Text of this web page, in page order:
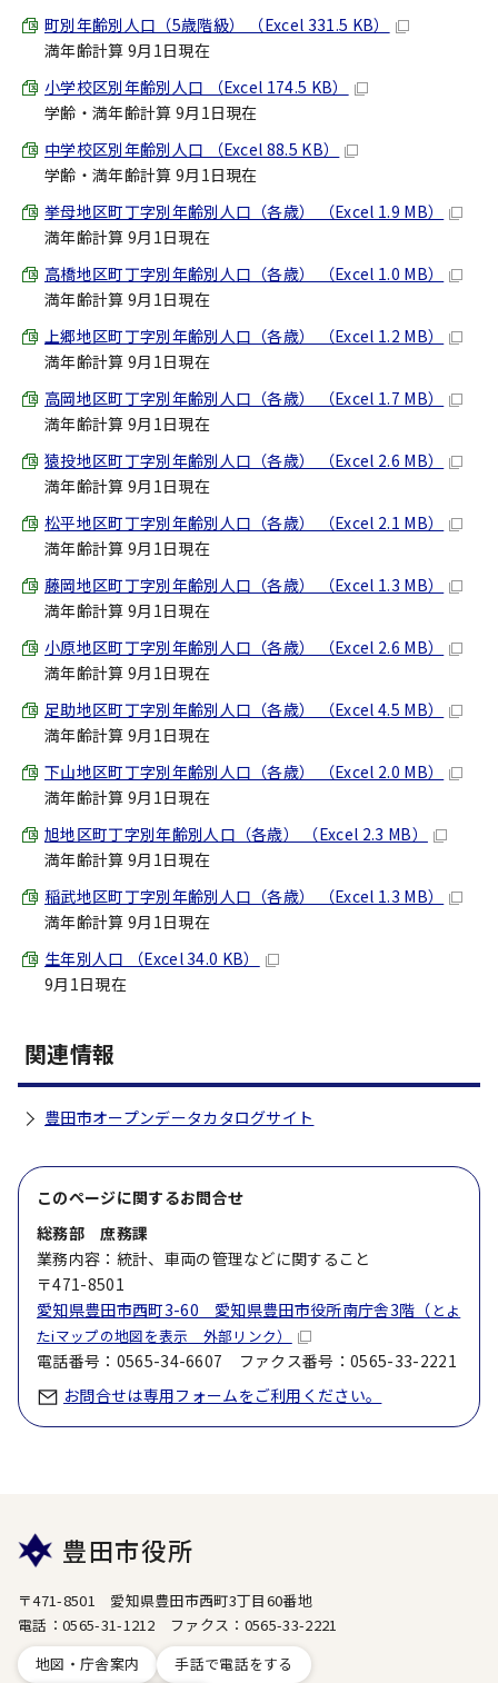
町別年齢別人口（5歳階級） （Excel 331.5 KB）
満年齢計算 9月1日現在
小学校区別年齢別人口 （Excel 174.5 KB）
学齢・満年齢計算 9月1日現在
中学校区別年齢別人口 （Excel 88.5 KB）
学齢・満年齢計算 9月1日現在
挙母地区町丁字別年齢別人口（各歳） （Excel 1.9 MB）
満年齢計算 9月1日現在
高橋地区町丁字別年齢別人口（各歳） （Excel 1.0 MB）
満年齢計算 9月1日現在
上郷地区町丁字別年齢別人口（各歳） （Excel 1.2 MB）
満年齢計算 9月1日現在
高岡地区町丁字別年齢別人口（各歳） （Excel 1.7 MB）
満年齢計算 9月1日現在
猿投地区町丁字別年齢別人口（各歳） （Excel 2.6 MB）
満年齢計算 9月1日現在
松平地区町丁字別年齢別人口（各歳） （Excel 2.1 MB）
満年齢計算 9月1日現在
藤岡地区町丁字別年齢別人口（各歳） （Excel 1.3 MB）
満年齢計算 9月1日現在
小原地区町丁字別年齢別人口（各歳） （Excel 2.6 MB）
満年齢計算 9月1日現在
足助地区町丁字別年齢別人口（各歳） （Excel 4.5 MB）
満年齢計算 9月1日現在
下山地区町丁字別年齢別人口（各歳） （Excel 2.0 MB）
満年齢計算 9月1日現在
旭地区町丁字別年齢別人口（各歳） （Excel 2.3 MB）
満年齢計算 9月1日現在
稲武地区町丁字別年齢別人口（各歳） （Excel 1.3 MB）
満年齢計算 9月1日現在
生年別人口 （Excel 34.0 KB）
9月1日現在
関連情報
豊田市オープンデータカタログサイト
このページに関するお問合せ
総務部 庶務課
業務内容：統計、車両の管理などに関すること
〒471-8501
愛知県豊田市西町3-60 愛知県豊田市役所南庁舎3階（ とよ
たiマップの地図を表示 外部リンク）
電話番号：0565-34-6607 ファクス番号：0565-33-2221
お問合せは専用フォームをご利用ください。
豊田市役所
〒471-8501 愛知県豊田市西町3丁目60番地
電話：0565-31-1212 ファクス：0565-33-2221
地図・庁舎案内
手話で電話をする